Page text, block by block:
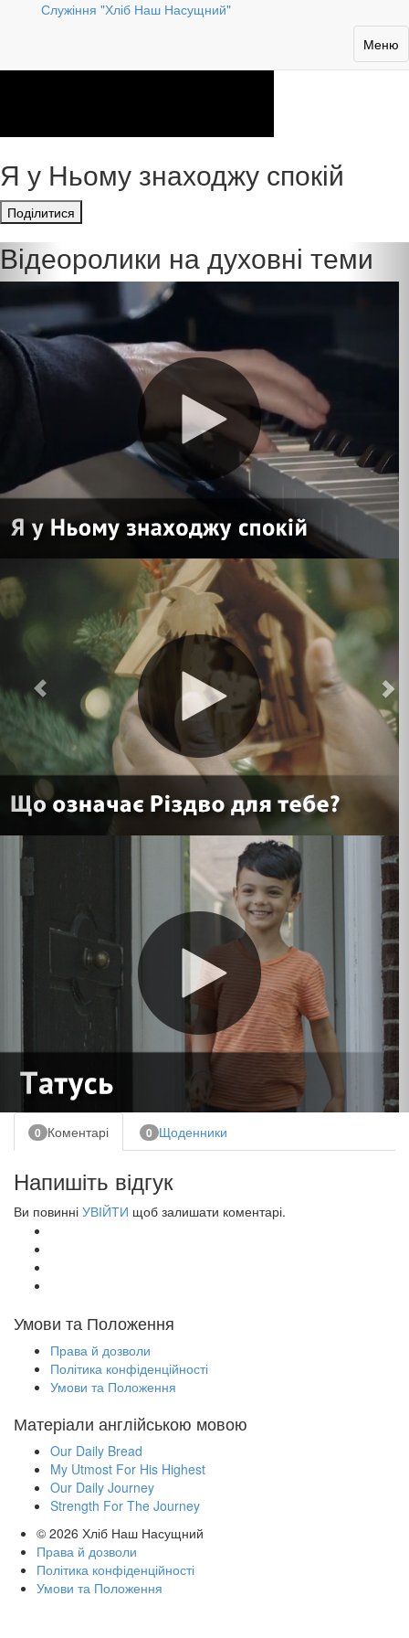
Служіння "Хліб Наш Насущний"
Toggle
Меню
Я у Ньому знаходжу спокій
Поділитися
Відеоролики на духовні теми
0 Коментарі 0 Щоденники
Напишіть відгук
Ви повинні УВІЙТИ щоб залишати коментарі.
Умови та Положення
Права й дозволи
Політика конфіденційності
Умови та Положення
Матеріали англійською мовою
Our Daily Bread
My Utmost For His Highest
Our Daily Journey
Strength For The Journey
© 2026 Хліб Наш Насущний
Права й дозволи
Політика конфіденційності
Умови та Положення